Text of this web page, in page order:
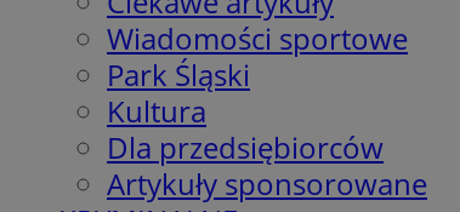
Wiadomości sportowe
Park Śląski
Kultura
Dla przedsiębiorców
Artykuły sponsorowane